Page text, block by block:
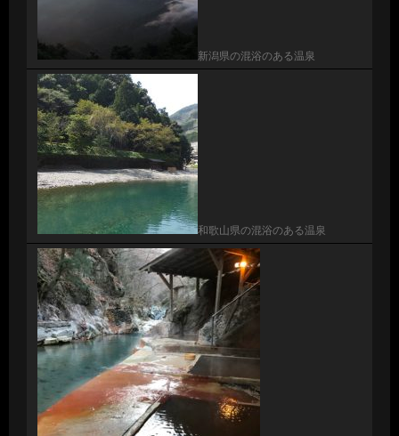
新潟県の混浴のある温泉
和歌山県の混浴のある温泉